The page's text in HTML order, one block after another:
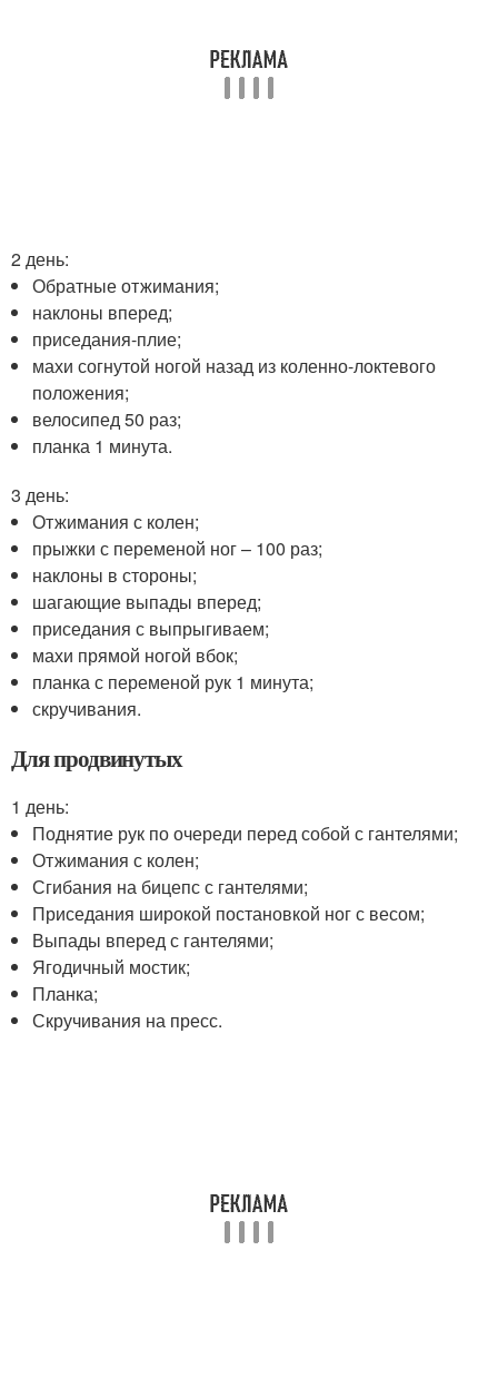
2 день:
Обратные отжимания;
наклоны вперед;
приседания-плие;
махи согнутой ногой назад из коленно-локтевого
положения;
велосипед 50 раз;
планка 1 минута.
3 день:
Отжимания с колен;
прыжки с переменой ног – 100 раз;
наклоны в стороны;
шагающие выпады вперед;
приседания с выпрыгиваем;
махи прямой ногой вбок;
планка с переменой рук 1 минута;
скручивания.
Для продвинутых
1 день:
Поднятие рук по очереди перед собой с гантелями;
Отжимания с колен;
Сгибания на бицепс с гантелями;
Приседания широкой постановкой ног с весом;
Выпады вперед с гантелями;
Ягодичный мостик;
Планка;
Скручивания на пресс.